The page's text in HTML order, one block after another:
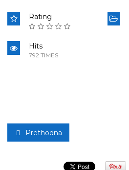
Rating
Hits
792 TIMES
Prethodna